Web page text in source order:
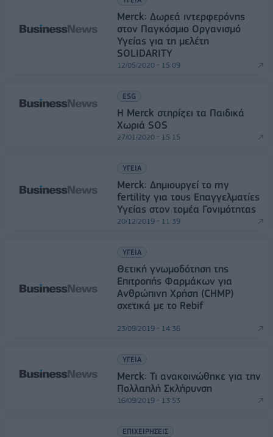
Merck: Δωρεά ιντερφερόνης
στον Παγκόσμιο Οργανισμό
Υγείας για τη μελέτη
SOLIDARITY
12/05/2020 - 15:09
ESG
H Merck στηρίζει τα Παιδικά
Χωριά SOS
27/01/2020 - 15:15
ΥΓΕΙΑ
Merck: Δημιουργεί το my
fertility για τους Επαγγελματίες
Υγείας στον τομέα Γονιμότητας
20/12/2019 - 11:39
ΥΓΕΙΑ
Θετική γνωμοδότηση της
Επιτροπής Φαρμάκων για
Ανθρώπινη Χρήση (CHMP)
σχετικά με το Rebif
23/09/2019 - 14:36
ΥΓΕΙΑ
Merck: Τι ανακοινώθηκε για την
Πολλαπλή Σκλήρυνση
16/09/2019 - 13:53
ΕΠΙΧΕΙΡΗΣΕΙΣ